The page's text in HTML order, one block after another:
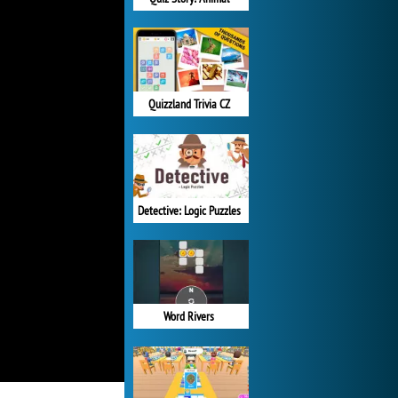
Quizzland Trivia CZ
Detective: Logic Puzzles
Word Rivers